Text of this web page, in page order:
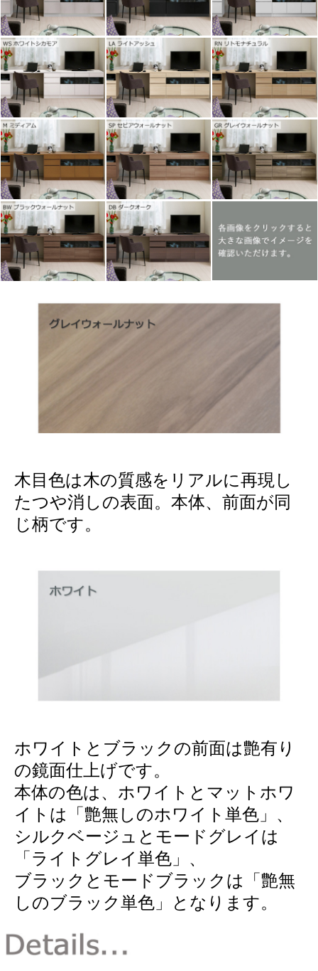
木目色は木の質感をリアルに再現し
たつや消しの表面。本体、前面が同
じ柄です。
ホワイトとブラックの前面は艶有り
の鏡面仕上げです。
本体の色は、ホワイトとマットホワ
イトは「艶無しのホワイト単色」、
シルクベージュとモードグレイは
「ライトグレイ単色」、
ブラックとモードブラックは「艶無
しのブラック単色」となります。